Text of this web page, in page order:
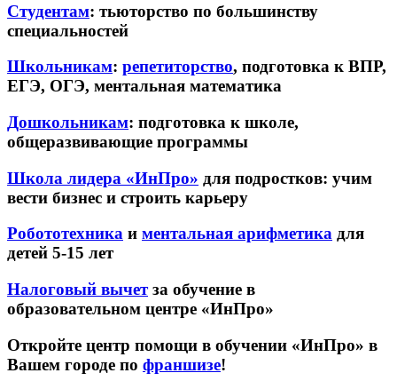
Студентам: тьюторство по большинству
специальностей
Школьникам: репетиторство, подготовка к ВПР,
ЕГЭ, ОГЭ, ментальная математика
Дошкольникам: подготовка к школе,
общеразвивающие программы
Школа лидера «ИнПро» для подростков: учим
вести бизнес и строить карьеру
Робототехника и ментальная арифметика для
детей 5-15 лет
Налоговый вычетза обучение в
образовательном центре «ИнПро»
Откройте центр помощи в обучении «ИнПро» в
Вашем городе по франшизе!